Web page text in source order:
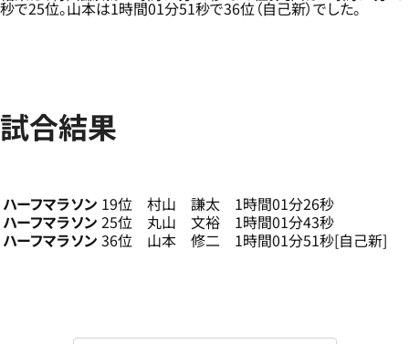
秒で25位。山本は1時間01分51秒で36位（自己新）でした。
試合結果
ハーフマラソン 19位 村山 謙太 1時間01分26秒
ハーフマラソン 25位 丸山 文裕 1時間01分43秒
ハーフマラソン 36位 山本 修二 1時間01分51秒[自己新]